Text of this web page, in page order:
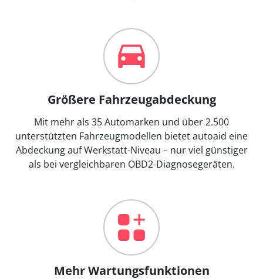
Größere Fahrzeugabdeckung
Mit mehr als 35 Automarken und über 2.500
unterstützten Fahrzeugmodellen bietet autoaid eine
Abdeckung auf Werkstatt-Niveau – nur viel günstiger
als bei vergleichbaren OBD2-Diagnosegeräten.
Mehr Wartungsfunktionen